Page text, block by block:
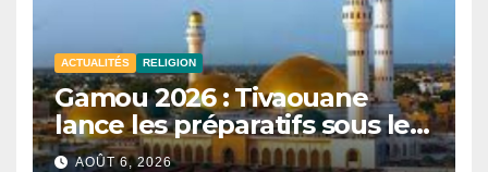
ACTUALITÉS RELIGION
Gamou 2026 : Tivaouane
lance les préparatifs sous le
signe de l’unité et du Tawhid.
AOÛT 6, 2026